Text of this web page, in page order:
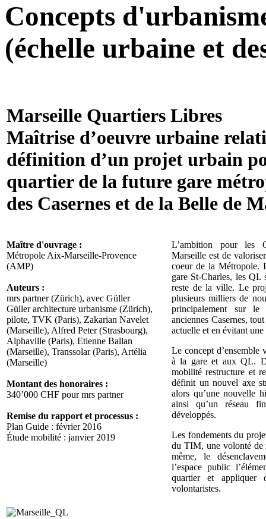
Concepts
(échelle urbaine et
Marseille Quartiers Libres
Maîtrise d’oeuvre urbaine
définition d’un projet urbain
quartier de la future gare
des Casernes et de la Belle de
Maître d'ouvrage :
Métropole Aix-Marseille-Provence
(AMP)
Auteurs :
mrs partner (Zürich), avec Güller
Güller architecture urbanisme (Zürich),
pilote, TVK (Paris), Zakarian Navelet
(Marseille), Alfred Peter (Strasbourg),
Alphaville (Paris), Etienne Ballan
(Marseille), Transsolar (Paris), Artélia
(Marseille)
Montant des honoraires :
340’000 CHF pour mrs partner
Remise du rapport et processus :
Plan Guide : février 2016
Étude mobilité : janvier 2019
L’ambition pour les
Marseille est de
coeur de la Métropole.
gare St-Charles, les QL
reste de la ville. Le
plusieurs milliers de
principalement sur
anciennes Casernes,
actuelle et en évitant
Le concept d’ensemble
à la gare et aux QL.
mobilité restructure et
définit un nouvel axe
alors qu’une nouvelle
ainsi qu’un réseau
développés.
Les fondements du
du TIM, une volonté de
même, le
l’espace public
quartier et appliquer
volontaristes.